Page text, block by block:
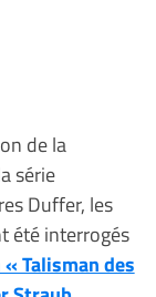
de la
série
Duffer, les
été interrogés
Talisman des